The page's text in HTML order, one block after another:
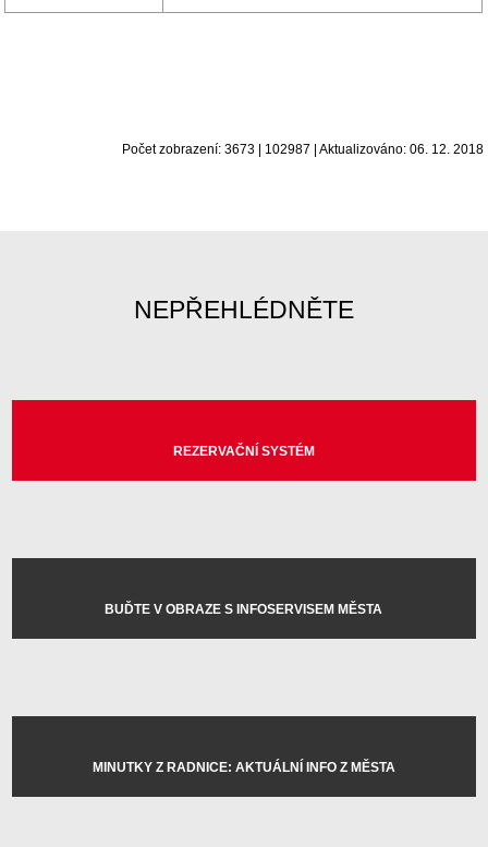
Počet zobrazení: 3673 | 102987 | Aktualizováno: 06. 12. 2018
NEPŘEHLÉDNĚTE
REZERVAČNÍ SYSTÉM
BUĎTE V OBRAZE S INFOSERVISEM MĚSTA
MINUTKY Z RADNICE: AKTUÁLNÍ INFO Z MĚSTA